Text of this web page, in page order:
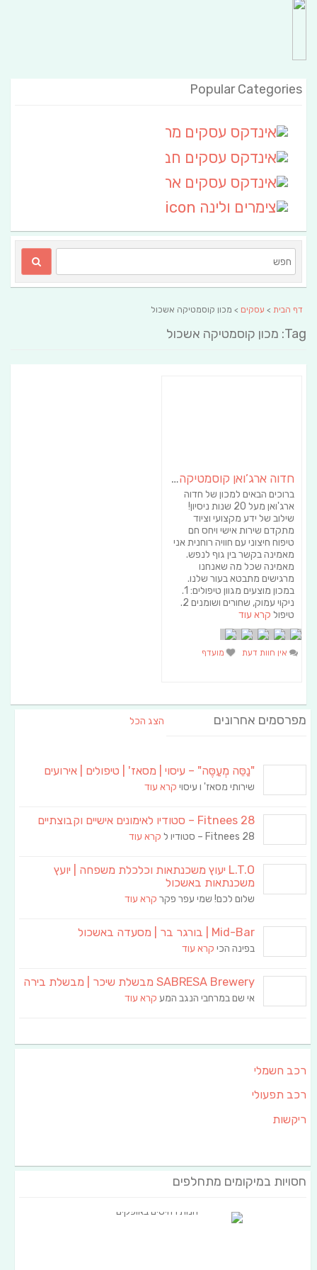
Popular Categories
דף הבית > עסקים > מכון קוסמטיקה אשכול
Tag: מכון קוסמטיקה אשכול
חדוה ארג’ואן קוסמטיקה הוליסטית
ברוכים הבאים למכון של חדוה
ארג'ואן מעל 20 שנות ניסיון!
שילוב של ידע מקצועי וציוד
מתקדם שירות אישי ויחס חם
טיפוח חיצוני עם חוויה רוחנית אני
מאמינה בקשר בין גוף לנפש.
מאמינה שכל מה שאנחנו
מרגישים מתבטא בעור שלנו.
במכון מוצעים מגוון טיפולים: 1.
ניקוי עמוק, שחורים ושומנים 2.
טיפול קרא עוד
אין חוות דעת מועדף
מפרסמים אחרונים הצג הכל
"נַסֵּה מְעַסֶּה" – עיסוי | מסאז' | טיפולים | אירועים
שירותי מסאז' ו עיסוי קרא עוד
Fitnees 28 – סטודיו לאימונים אישיים וקבוצתיים
Fitnees 28 – סטודיו ל קרא עוד
L.T.O יעוץ משכנתאות וכלכלת משפחה | יועץ
משכנתאות באשכול
שלום לכם! שמי עפר פקר קרא עוד
Mid-Bar | בורגר בר | מסעדה באשכול
בפינה הכי קרא עוד
SABRESA Brewery מבשלת שיכר | מבשלת בירה
אי שם במרחבי הנגב המע קרא עוד
רכב חשמלי
רכב תפעולי
ריקשות
חסויות במיקומים מתחלפים